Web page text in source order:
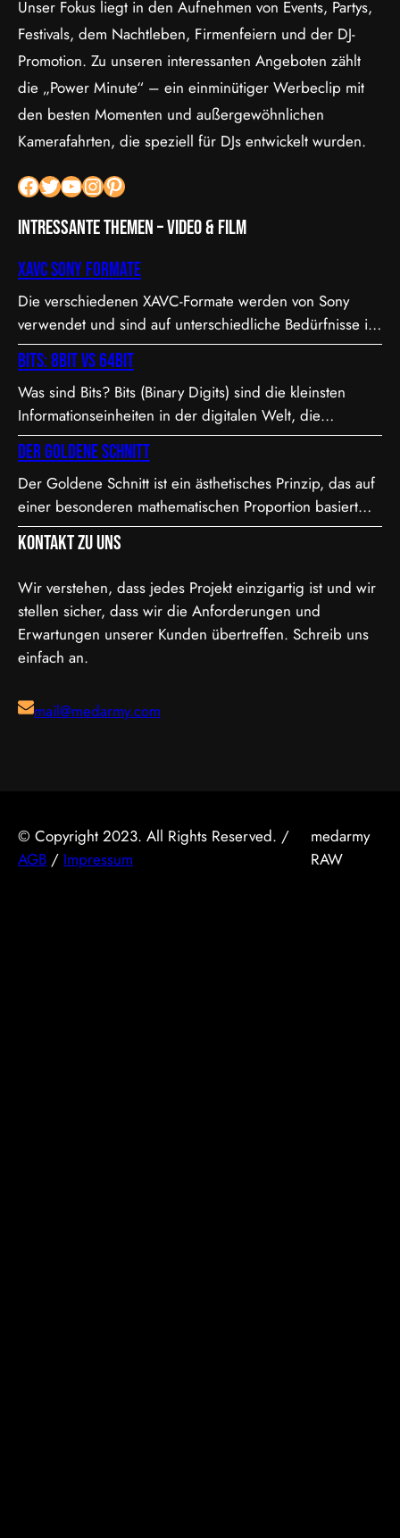
Unser Fokus liegt in den Aufnehmen von Events, Partys,
Festivals, dem Nachtleben, Firmenfeiern und der DJ-
Promotion. Zu unseren interessanten Angeboten zählt
die „Power Minute“ – ein einminütiger Werbeclip mit
den besten Momenten und außergewöhnlichen
Kamerafahrten, die speziell für DJs entwickelt wurden.
Facebook Twitter YouTube InstagramPinterest
Intressante Themen – Video & Film
XAVC Sony Formate
Die verschiedenen XAVC-Formate werden von Sony
verwendet und sind auf unterschiedliche Bedürfnisse in
Bezug auf Qualität, Dateigröße und Bitrate abgestimmt.
Hier sind die Details zu den Formaten: 1. XAVC S-I DCI:
• Dies ist eine intraframe-Version von XAVC S, die in DCI
4K-Auflösung (4096×2160) arbeitet. “I” steht für
Intraframe, was bedeutet, dass jedes Bild einzeln…
Bits: 8bit vs 64bit
Was sind Bits? Bits (Binary Digits) sind die kleinsten
Informationseinheiten in der digitalen Welt, die
entweder den Wert 0 oder 1 annehmen können. In der
Videoproduktion, speziell bei der Farbdarstellung und
Verarbeitung, spielt die Bit-Tiefe eine entscheidende
Rolle. Je höher die Bit-Tiefe, desto mehr Informationen
können über die Helligkeit und Farben eines Pixels
gespeichert werden.…
Der Goldene Schnitt
Der Goldene Schnitt ist ein ästhetisches Prinzip, das auf
einer besonderen mathematischen Proportion basiert
und in der Kunst, Architektur, Fotografie und im Film
Anwendung findet. Diese Proportion wird als besonders
harmonisch und natürlich empfunden. Sie ist etwa 1,618
zu 1, was in der Mathematik als das Verhältnis der
Fibonacci-Folge bekannt ist. Mathematische Erklärung
des Goldenen…
Kontakt zu uns
Wir verstehen, dass jedes Projekt einzigartig ist und wir
stellen sicher, dass wir die Anforderungen und
Erwartungen unserer Kunden übertreffen. Schreib uns
einfach an.
mail@medarmy.com
© Copyright 2023. All Rights Reserved. /
AGB / Impressum
medarmy
RAW